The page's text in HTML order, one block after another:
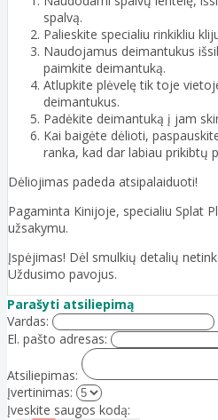
spalvą.
Palieskite specialiu rinkikliu
Naudojamus deimantukus
paimkite deimantuką.
Atlupkite plėvelę tik toje
deimantukus.
Padėkite deimantuką į jam
Kai baigėte dėlioti,
ranka, kad dar labiau prikibtų
Dėliojimas padeda atsipalaiduoti!
Pagaminta Kinijoje, specialiu Splat
užsakymu.
Įspėjimas! Dėl smulkių detalių
Uždusimo pavojus.
Parašyti atsiliepimą
Vardas:
El. pašto adresas:
Atsiliepimas:
Įvertinimas:
Įveskite saugos kodą: